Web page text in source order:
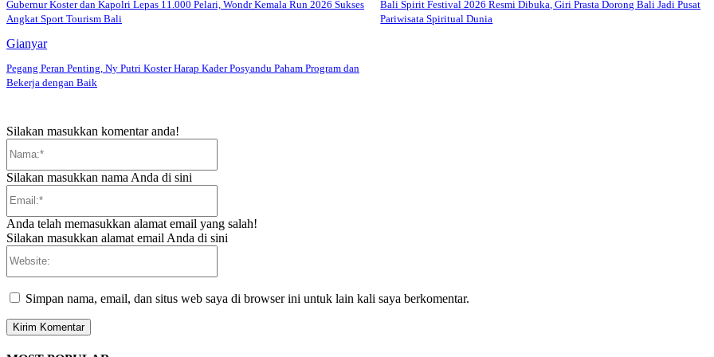
Gubernur Koster dan Kapolri Lepas 11.000 Pelari, Wondr Kemala Run 2026 Sukses
Angkat Sport Tourism Bali
Bali Spirit Festival 2026 Resmi Dibuka, Giri Prasta Dorong Bali Jadi Pusat
Pariwisata Spiritual Dunia
Gianyar
Pegang Peran Penting, Ny Putri Koster Harap Kader Posyandu Paham Program dan
Bekerja dengan Baik
Silakan masukkan komentar anda!
Silakan masukkan nama Anda di sini
Anda telah memasukkan alamat email yang salah!
Silakan masukkan alamat email Anda di sini
Simpan nama, email, dan situs web saya di browser ini untuk lain kali saya berkomentar.